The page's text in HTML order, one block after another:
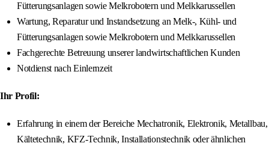
Fütterungsanlagen sowie Melkrobotern und Melkkarussellen
Wartung, Reparatur und Instandsetzung an Melk-, Kühl- und
Fütterungsanlagen sowie Melkrobotern und Melkkarussellen
Fachgerechte Betreuung unserer landwirtschaftlichen Kunden
Notdienst nach Einlernzeit
Ihr Profil:
Erfahrung in einem der Bereiche Mechatronik, Elektronik, Metallbau,
Kältetechnik, KFZ-Technik, Installationstechnik oder ähnlichen